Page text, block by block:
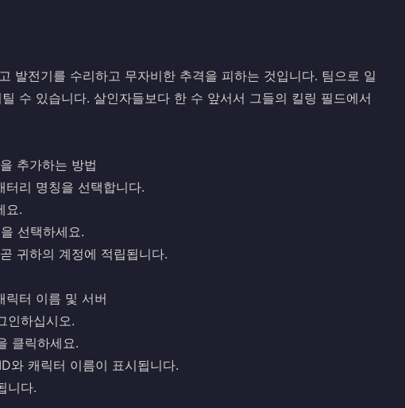
발전기를 수리하고 무자비한 추격을 피하는 것입니다. 팀으로 일
수 있습니다. 살인자들보다 한 수 앞서서 그들의 킬링 필드에서
추가하는 방법
리 명칭을 선택합니다.
요.
선택하세요.
귀하의 계정에 적립됩니다.
터 이름 및 서버
인하십시오.
클릭하세요.
캐릭터 이름이 표시됩니다.
니다.